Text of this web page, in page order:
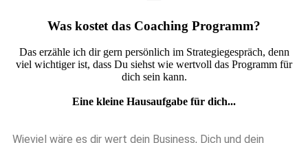
Was kostet das Coaching Programm?
Das erzähle ich dir gern persönlich im Strategiegespräch, denn
viel wichtiger ist, dass Du siehst wie wertvoll das Programm für
dich sein kann.
Eine kleine Hausaufgabe für dich...
Wieviel wäre es dir wert dein Business, Dich und dein